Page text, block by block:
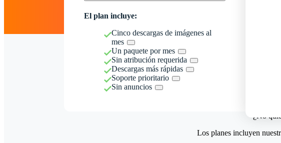
El plan incluye:
Cinco descargas de imágenes al
mes
Un paquete por mes
Sin atribución requerida
Descargas más rápidas
Soporte prioritario
Sin anuncios
¿No
Los planes incluyen